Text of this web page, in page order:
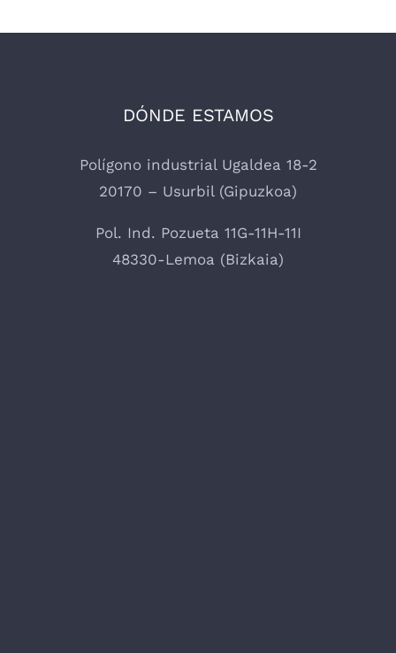
DÓNDE ESTAMOS
Polígono industrial Ugaldea 18-2
20170 – Usurbil (Gipuzkoa)
Pol. Ind. Pozueta 11G-11H-11I
48330-Lemoa (Bizkaia)